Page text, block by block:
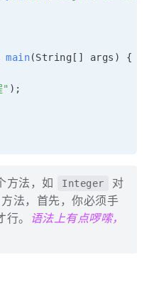
main(String [ ] args )
{
" ) ;
方法，如 Integer
对
方法，首先，你必须手
行。
语法上有点啰嗦，